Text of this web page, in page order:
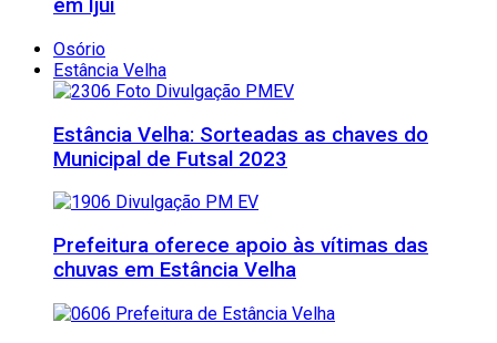
em Ijuí
Osório
Estância Velha
Estância Velha: Sorteadas as chaves do
Municipal de Futsal 2023
Prefeitura oferece apoio às vítimas das
chuvas em Estância Velha